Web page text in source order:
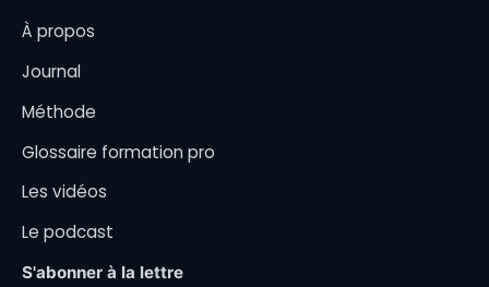
À propos
Journal
Méthode
Glossaire formation pro
Les vidéos
Le podcast
S'abonner à la lettre